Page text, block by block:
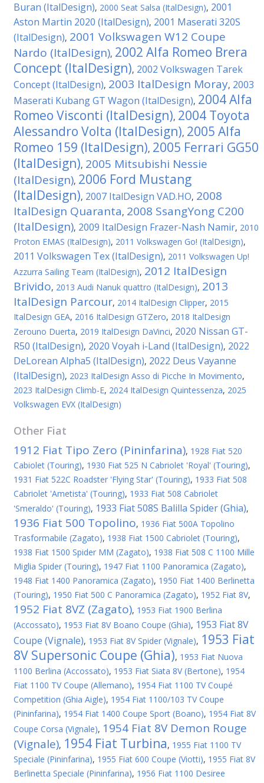
Buran (ItalDesign), 2000 Seat Salsa (ItalDesign), 2001
Aston Martin 2020 (ItalDesign), 2001 Maserati 320S
(ItalDesign), 2001 Volkswagen W12 Coupe
Nardo (ItalDesign), 2002 Alfa Romeo Brera
Concept (ItalDesign), 2002 Volkswagen Tarek
Concept (ItalDesign), 2003 ItalDesign Moray, 2003
Maserati Kubang GT Wagon (ItalDesign), 2004 Alfa
Romeo Visconti (ItalDesign), 2004 Toyota
Alessandro Volta (ItalDesign), 2005 Alfa
Romeo 159 (ItalDesign), 2005 Ferrari GG50
(ItalDesign), 2005 Mitsubishi Nessie
(ItalDesign), 2006 Ford Mustang
(ItalDesign), 2007 ItalDesign VAD.HO, 2008
ItalDesign Quaranta, 2008 SsangYong C200
(ItalDesign), 2009 ItalDesign Frazer-Nash Namir, 2010
Proton EMAS (ItalDesign), 2011 Volkswagen Gо! (ItalDesign),
2011 Volkswagen Tex (ItalDesign), 2011 Volkswagen Up!
Azzurra Sailing Team (ItalDesign), 2012 ItalDesign
Brivido, 2013 Audi Nanuk quattro (ItalDesign), 2013
ItalDesign Parcour, 2014 ItalDesign Clipper, 2015
ItalDesign GEA, 2016 ItalDesign GTZero, 2018 ItalDesign
Zerouno Duerta, 2019 ItalDesign DaVinci, 2020 Nissan GT-
R50 (ItalDesign), 2020 Voyah i-Land (ItalDesign), 2022
DeLorean Alpha5 (ItalDesign), 2022 Deus Vayanne
(ItalDesign), 2023 ItalDesign Asso di Picche In Movimento,
2023 ItalDesign Climb-E, 2024 ItalDesign Quintessenza, 2025
Volkswagen EVX (ItalDesign)
Other Fiat
1912 Fiat Tipo Zero (Pininfarina), 1928 Fiat 520
Cabiolet (Touring), 1930 Fiat 525 N Cabriolet 'Royal' (Touring),
1931 Fiat 522C Roadster 'Flying Star' (Touring), 1933 Fiat 508
Cabriolet 'Ametista' (Touring), 1933 Fiat 508 Cabriolet
'Smeraldo' (Touring), 1933 Fiat 508S Balilla Spider (Ghia),
1936 Fiat 500 Topolino, 1936 Fiat 500A Topolino
Trasformabile (Zagato), 1938 Fiat 1500 Cabriolet (Touring),
1938 Fiat 1500 Spider MM (Zagato), 1938 Fiat 508 C 1100 Mille
Miglia Spider (Touring), 1947 Fiat 1100 Panoramica (Zagato),
1948 Fiat 1400 Panoramica (Zagato), 1950 Fiat 1400 Berlinetta
(Touring), 1950 Fiat 500 C Panoramica (Zagato), 1952 Fiat 8V,
1952 Fiat 8VZ (Zagato), 1953 Fiat 1900 Berlina
(Accossato), 1953 Fiat 8V Boano Coupe (Ghia), 1953 Fiat 8V
Coupe (Vignale), 1953 Fiat 8V Spider (Vignale), 1953 Fiat
8V Supersonic Coupe (Ghia), 1953 Fiat Nuova
1100 Berlina (Accossato), 1953 Fiat Siata 8V (Bertone), 1954
Fiat 1100 TV Coupe (Allemano), 1954 Fiat 1100 TV Coupé
Competition (Ghia Aigle), 1954 Fiat 1100/103 TV Coupe
(Pininfarina), 1954 Fiat 1400 Coupe Sport (Boano), 1954 Fiat 8V
Coupe Corsa (Vignale), 1954 Fiat 8V Demon Rouge
(Vignale), 1954 Fiat Turbina, 1955 Fiat 1100 TV
Speciale (Pininfarina), 1955 Fiat 600 Coupe (Viotti), 1955 Fiat 8V
Berlinetta Speciale (Pininfarina), 1956 Fiat 1100 Desiree